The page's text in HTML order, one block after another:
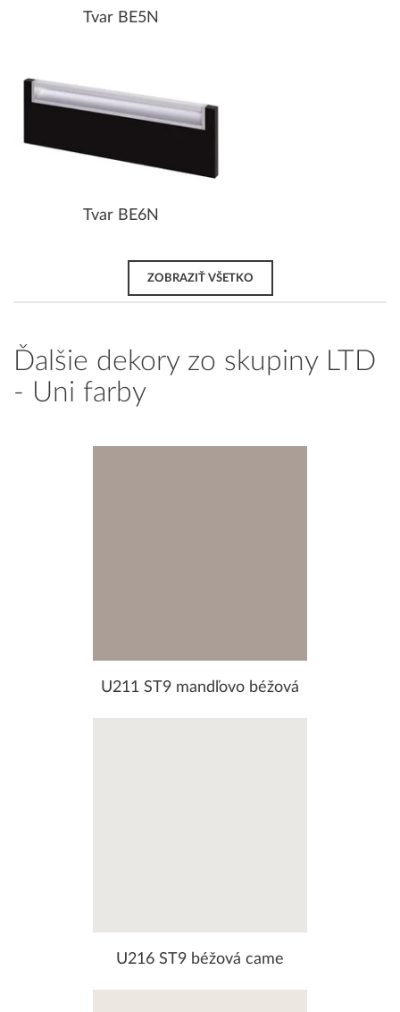
Tvar BE5N
Tvar BE6N
ZOBRAZIŤ VŠETKO
Ďalšie dekory zo skupiny LTD
- Uni farby
U211 ST9 mandľovo béžová
U216 ST9 béžová came